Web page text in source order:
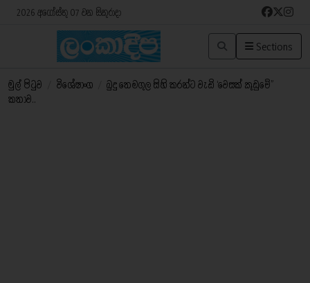
2026 අගෝස්තු 07 වන සිකුරාදා
Sections
මුල් පිටුව විශේෂාංග
බුදු තෙමගුල සිහි කරන්ට වැඩි ‘වෙසක් කූඩුවේ”
කතාව..